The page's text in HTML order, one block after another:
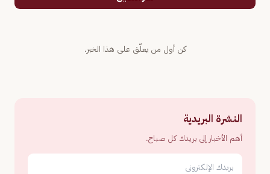
كن أول من يعلّق على هذا الخبر.
النشرة البريدية
أهم الأخبار إلى بريدك كل صباح.